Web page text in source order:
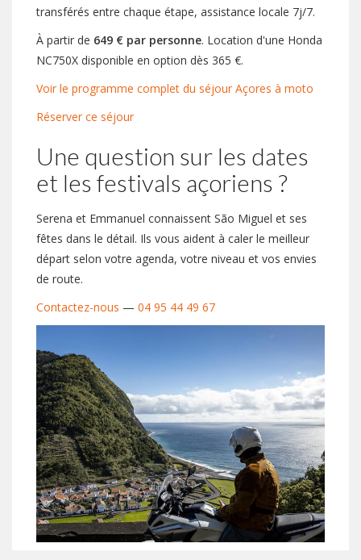
transférés entre chaque étape, assistance locale 7j/7.
À partir de 649 € par personne. Location d'une Honda
NC750X disponible en option dès 365 €.
Voir le programme complet du séjour Açores à moto
Réserver ce séjour
Une question sur les dates
et les festivals açoriens ?
Serena et Emmanuel connaissent São Miguel et ses
fêtes dans le détail. Ils vous aident à caler le meilleur
départ selon votre agenda, votre niveau et vos envies
de route.
Contactez-nous — 04 95 44 49 67